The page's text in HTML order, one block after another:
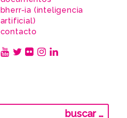
bherr-ia (inteligencia
artificial)
contacto